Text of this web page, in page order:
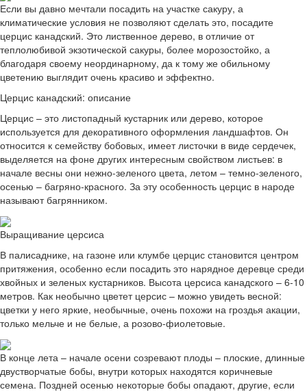
Если вы давно мечтали посадить на участке сакуру, а
климатические условия не позволяют сделать это, посадите
церцис канадский. Это лиственное дерево, в отличие от
теплолюбивой экзотической сакуры, более морозостойко, а
благодаря своему неординарному, да к тому же обильному
цветению выглядит очень красиво и эффектно.
Церцис канадский: описание
Церцис – это листопадный кустарник или дерево, которое
используется для декоративного оформления ландшафтов. Он
относится к семейству бобовых, имеет листочки в виде сердечек,
выделяется на фоне других интересным свойством листьев: в
начале весны они нежно-зеленого цвета, летом – темно-зеленого,
осенью – багряно-красного. За эту особенность церцис в народе
называют багрянником.
Выращивание церсиса
В палисаднике, на газоне или клумбе церцис становится центром
притяжения, особенно если посадить это нарядное деревце среди
хвойных и зеленых кустарников. Высота церсиса канадского – 6-10
метров. Как необычно цветет церсис – можно увидеть весной:
цветки у него яркие, необычные, очень похожи на гроздья акации,
только мельче и не белые, а розово-фиолетовые.
В конце лета – начале осени созревают плоды – плоские, длинные
двустворчатые бобы, внутри которых находятся коричневые
семена. Поздней осенью некоторые бобы опадают, другие, если